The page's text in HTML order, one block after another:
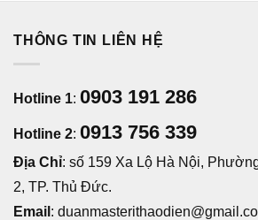
THÔNG TIN LIÊN HỆ
Hotline 1: 0903 191 286
Hotline 2: 0913 756 339
Địa Chỉ: số 159 Xa Lộ Hà Nội,
2, TP. Thủ Đức.
Email :